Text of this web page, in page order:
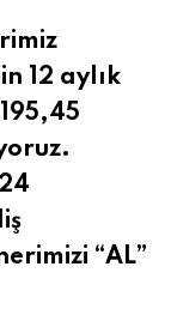
12 aylık
“AL”